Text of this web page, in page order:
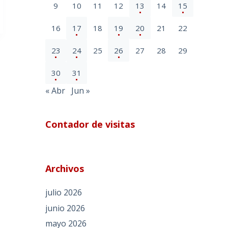
9 10 11 12 13 14 15
16 17 18 19 20 21 22
23 24 25 26 27 28 29
30 31
« Abr Jun »
Contador de visitas
Archivos
julio 2026
junio 2026
mayo 2026